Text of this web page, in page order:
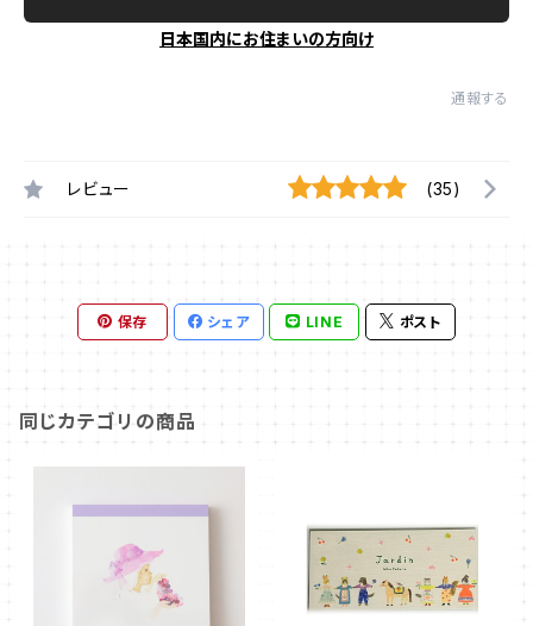
日本国内にお住まいの方向け
通報する
レビュー (35)
保存 シェア LINE ポスト
同じカテゴリの商品